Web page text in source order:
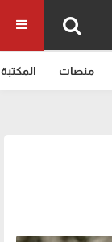
منصات المكتبة